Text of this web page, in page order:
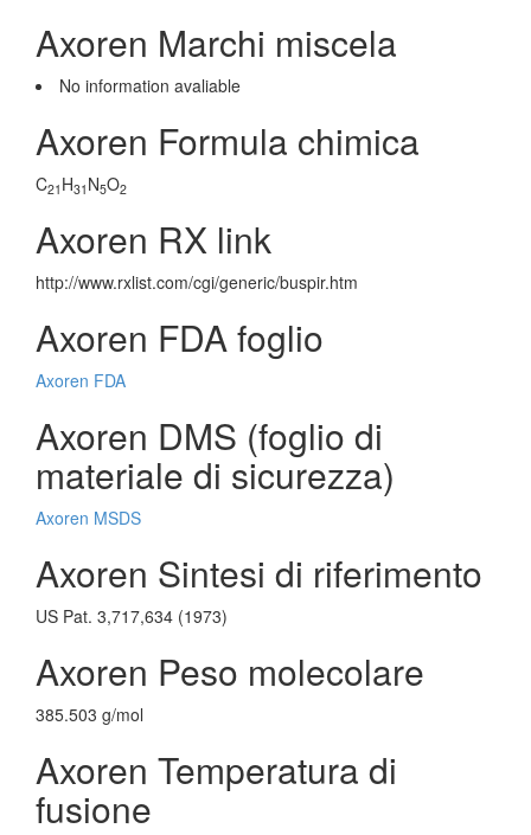
Axoren Marchi miscela
No information avaliable
Axoren Formula chimica
C21 H31 N5O2
Axoren RX link
http://www.rxlist.com/cgi/generic/buspir.htm
Axoren FDA foglio
Axoren FDA
Axoren DMS (foglio di
materiale di sicurezza)
Axoren MSDS
Axoren Sintesi di riferimento
US Pat. 3,717,634 (1973)
Axoren Peso molecolare
385.503 g/mol
Axoren Temperatura di
fusione